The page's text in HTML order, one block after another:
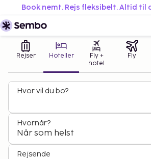
Book nemt. Rejs fleksibelt. Altid til
Rejser Hoteller
Fly +
hotel
Fly
Hvor vil du bo?
Hvornår?
Når som helst
Rejsende